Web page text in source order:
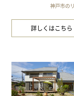
神戸市の
詳しくはこちら